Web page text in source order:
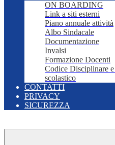
ON BOARDING
Link a siti esterni
Piano annuale attività
Albo Sindacale
Documentazione
Invalsi
Formazione Docenti
Codice Disciplinare
scolastico
CONTATTI
PRIVACY
SICUREZZA